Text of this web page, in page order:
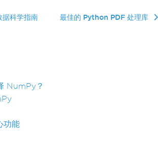
科学指南 最佳的 Python PDF 处理库
NumPy？
功能